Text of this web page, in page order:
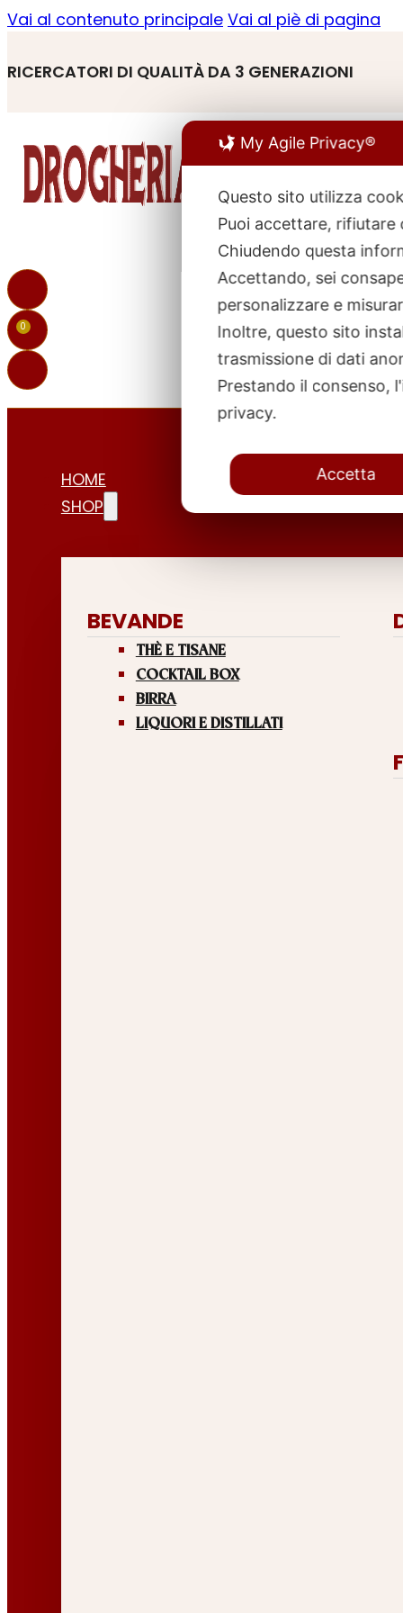
Vai al contenuto principale Vai al piè di pagina
RICERCATORI DI QUALITÀ DA 3 GENERAZIONI
0
HOME
SHOP
BEVANDE
THÈ E TISANE
COCKTAIL BOX
BIRRA
LIQUORI E DISTILLATI
My Agile Privacy®
Questo sito utilizza
Puoi accettare, rifiutare
Chiudendo questa
Accettando, sei
personalizzare e
Inoltre, questo sito
trasmissione di dati
Prestando il consenso,
privacy.
Accetta